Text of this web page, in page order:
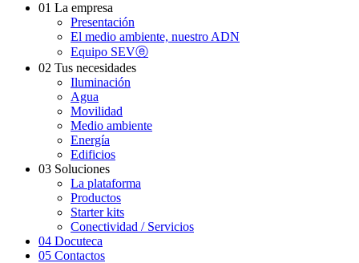
01 La empresa
Presentación
El medio ambiente, nuestro ADN
Equipo SEVⓔ
02 Tus necesidades
Iluminación
Agua
Movilidad
Medio ambiente
Energía
Edificios
03 Soluciones
La plataforma
Productos
Starter kits
Conectividad / Servicios
04 Docuteca
05 Contactos